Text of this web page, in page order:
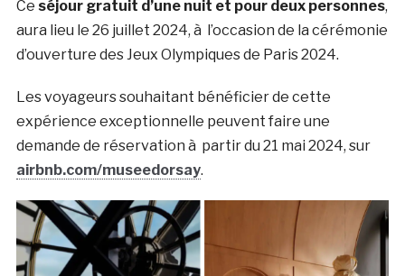
Ce séjour gratuit d’une nuit et pour deux personnes,
aura lieu le 26 juillet 2024, à l’occasion de la cérémonie
d’ouverture des Jeux Olympiques de Paris 2024.
Les voyageurs souhaitant bénéficier de cette
expérience exceptionnelle peuvent faire une
demande de réservation à partir du 21 mai 2024, sur
airbnb.com/museedorsay.